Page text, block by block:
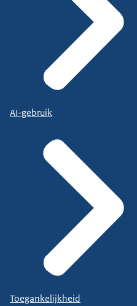
AI-gebruik
Toegankelijkheid